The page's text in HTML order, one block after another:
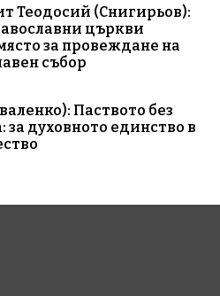
Теодосий (Снигирьов):
църкви
за провеждане на
събор
Паството без
за духовното единство в